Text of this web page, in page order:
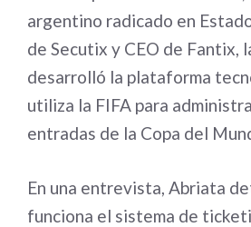
argentino radicado en
de Secutix y CEO de Fantix,
desarrolló la plataforma
utiliza la FIFA para
entradas de la Copa del
En una entrevista, Abriata
funciona el sistema de